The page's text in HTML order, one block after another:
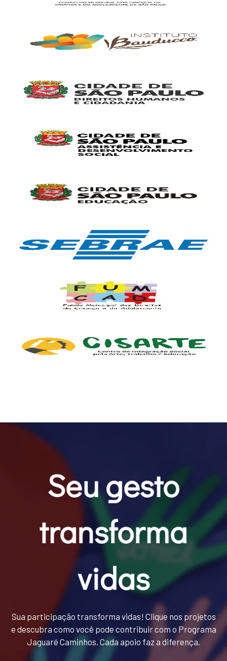
Seu gesto
transforma
vidas
Sua participação transforma vidas! Clique nos projetos
e descubra como você pode contribuir com o Programa
Jaguaré Caminhos. Cada apoio faz a diferença.